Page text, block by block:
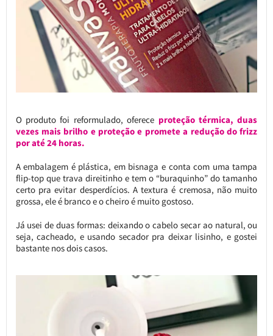
O produto foi reformulado, oferece proteção térmica, duas
vezes mais brilho e proteção e promete a redução do frizz
por até 24 horas.
A embalagem é plástica, em bisnaga e conta com uma tampa
flip-top que trava direitinho e tem o “buraquinho” do tamanho
certo pra evitar desperdícios. A textura é cremosa, não muito
grossa, ele é branco e o cheiro é muito gostoso.
Já usei de duas formas: deixando o cabelo secar ao natural, ou
seja, cacheado, e usando secador pra deixar lisinho, e gostei
bastante nos dois casos.